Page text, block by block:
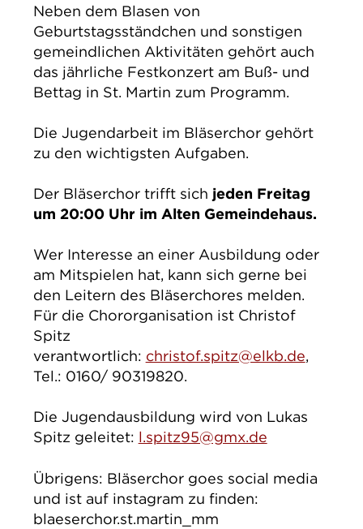
Neben dem Blasen von
Geburtstagsständchen und sonstigen
gemeindlichen Aktivitäten gehört auch
das jährliche Festkonzert am Buß- und
Bettag in St. Martin zum Programm.
Die Jugendarbeit im Bläserchor gehört
zu den wichtigsten Aufgaben.
Der Bläserchor trifft sich jeden Freitag
um 20:00 Uhr im Alten Gemeindehaus.
Wer Interesse an einer Ausbildung oder
am Mitspielen hat, kann sich gerne bei
den Leitern des Bläserchores melden.
Für die Chororganisation ist Christof
Spitz
verantwortlich: christof.spitz@elkb.de,
Tel.: 0160/ 90319820.
Die Jugendausbildung wird von Lukas
Spitz geleitet: l.spitz95@gmx.de
Übrigens: Bläserchor goes social media
und ist auf instagram zu finden:
blaeserchor.st.martin_mm